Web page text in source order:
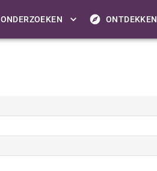
ONDERZOEKEN ONTDEKKEN